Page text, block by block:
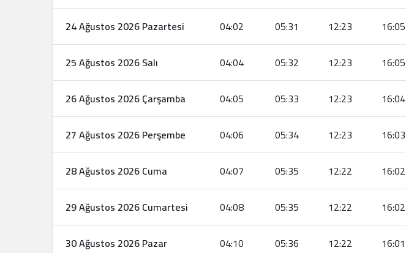
24 Ağustos 2026 Pazartesi
04:02 05:31 12:23 16:05
25 Ağustos 2026 Salı
04:04 05:32 12:23 16:05
26 Ağustos 2026 Çarşamba
04:05 05:33 12:23 16:04
27 Ağustos 2026 Perşembe
04:06 05:34 12:23 16:03
28 Ağustos 2026 Cuma
04:07 05:35 12:22 16:02
29 Ağustos 2026 Cumartesi
04:08 05:35 12:22 16:02
30 Ağustos 2026 Pazar
04:10 05:36 12:22 16:01